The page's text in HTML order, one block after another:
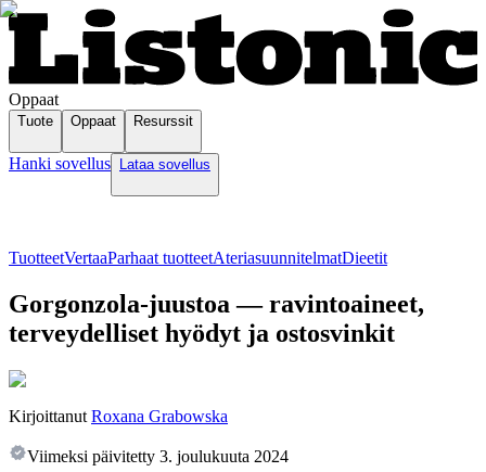
Oppaat
Tuote Oppaat Resurssit
Hanki sovellus Lataa sovellus
TuotteetVertaaParhaat tuotteetAteriasuunnitelmatDieetit
Gorgonzola-juustoa — ravintoaineet,
terveydelliset hyödyt ja ostosvinkit
Kirjoittanut Roxana Grabowska
Viimeksi päivitetty 3. joulukuuta 2024